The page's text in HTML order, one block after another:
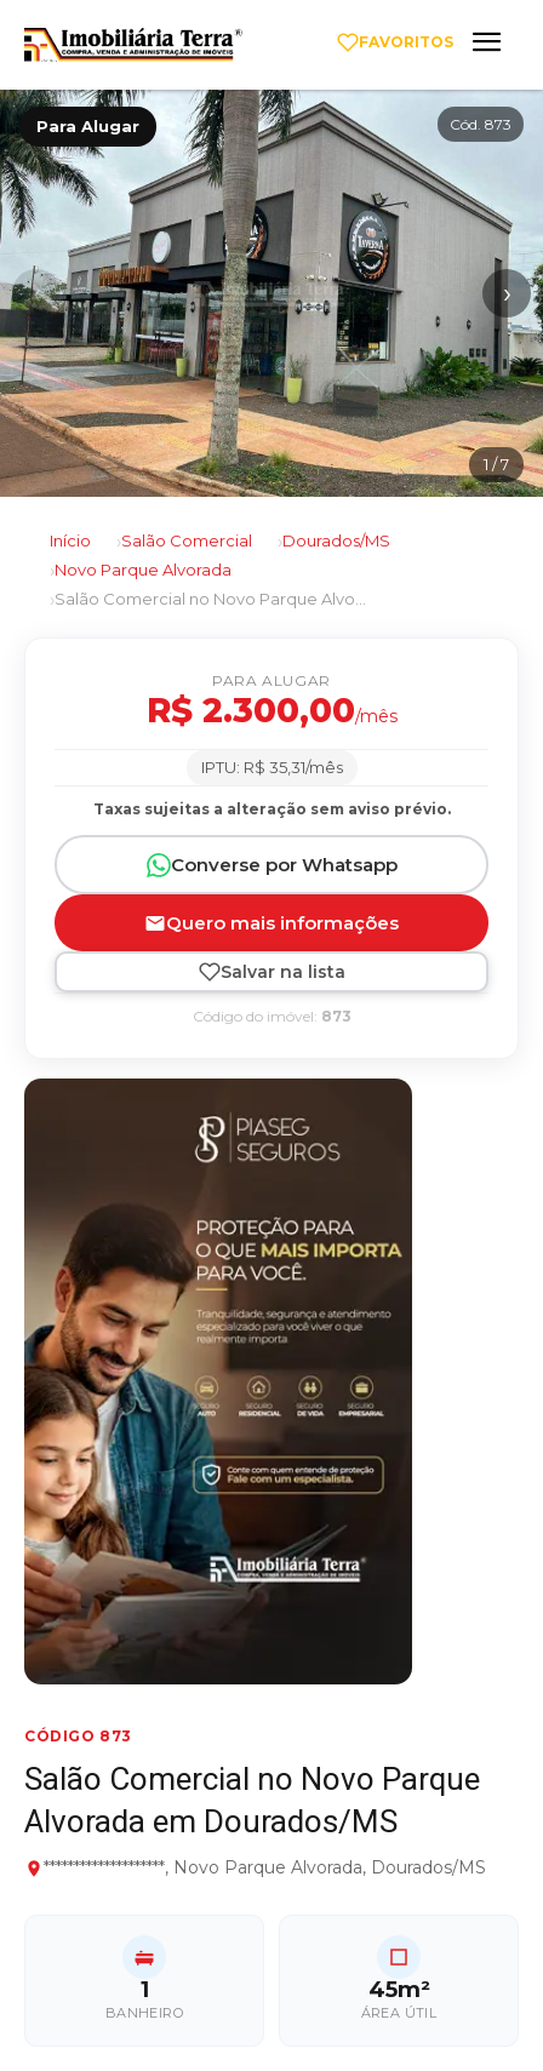
FAVORITOS
Para Alugar Cód. 873
‹ ›
1 / 7
Início Salão Comercial
Dourados/MS
Novo Parque Alvorada
CÓDIGO 873
Salão Comercial no Novo Parque
Alvorada em Dourados/MS
********************, Novo Parque Alvorada, Dourados/MS
1
BANHEIRO
45m²
ÁREA ÚTIL
PARA ALUGAR
R$ 2.300,00/mês
IPTU: R$ 35,31/mês
Taxas sujeitas a alteração sem aviso prévio.
Converse por Whatsapp
Quero mais informações
Salvar na lista
Código do imóvel: 873